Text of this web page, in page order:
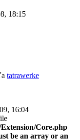
18:15
tatrawerke
16:04
Core.php
be an array or an